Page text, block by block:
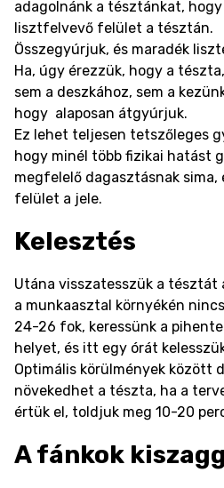
adagolnánk a tésztánkat,
lisztfelvevő felület a tésztán.
Összegyúrjuk, és maradék
Ha, úgy érezzük, hogy a
sem a deszkához, sem a
hogy alaposan átgyúrjuk.
Ez lehet teljesen tetszőleges
hogy minél több fizikai hatást
megfelelő dagasztásnak
felület a jele.
Kelesztés
Utána visszatesszük a tésztát
a munkaasztal környékén
24-26 fok, keressünk a
helyet, és itt egy órát
Optimális körülmények között
növekedhet a tészta, ha a
értük el, toldjuk meg 10-20
A fánkok